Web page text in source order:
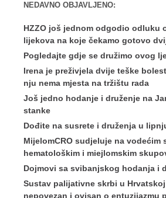
NEDAVNO OBJAVLJENO:
HZZO još jednom odgodio odluku
lijekova na koje čekamo gotovo
Pogledajte gdje se družimo ovog
Irena je preživjela dvije teške
nju nema mjesta na tržištu rada
Još jedno hodanje i druženje na
stanke
Dođite na susrete i druženja u
MijelomCRO sudjeluje na vodećim
hematološkim i miejlomskim
Dojmovi sa svibanjskog hodanja i
Sustav palijativne skrbi u
nepovezan i ovisan o entuzijazmu